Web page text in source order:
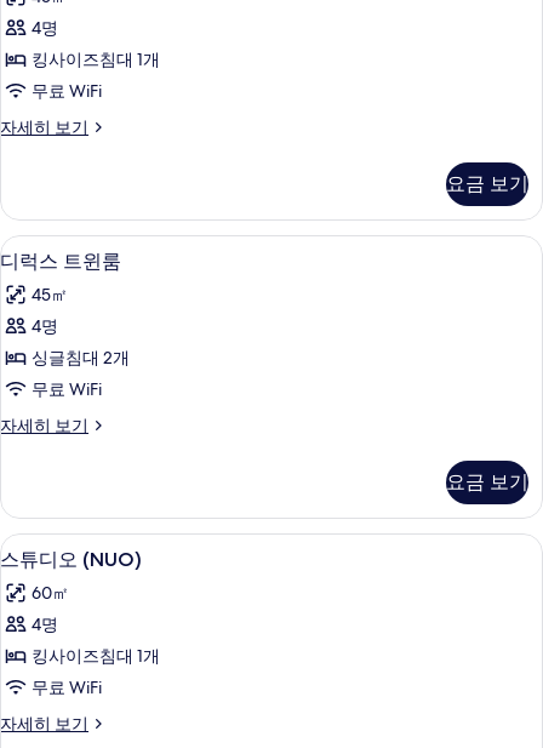
기
히
기
스
룸,
킹
사
이
침
대
1
개
사
진
모
두
4명
킹사이즈침대 1개
무료 WiFi
자세히 보기
디
킹
사
이
즈
침
대
개
자
히
요금 보기
디
럭
스
트
윈
룸
사
모
두
보
기
10
디럭스 트윈룸
45㎡
4명
싱글침대 2개
무료 WiFi
자세히 보기
디
윈
룸
자
히
보
요금 보기
스
튜
디
오
(NUO)
사
진
스튜디오 (NUO) | 미니바, 객실 내 금고
10
스튜디오 (NUO)
60㎡
4명
킹사이즈침대 1개
무료 WiFi
자세히 보기
스